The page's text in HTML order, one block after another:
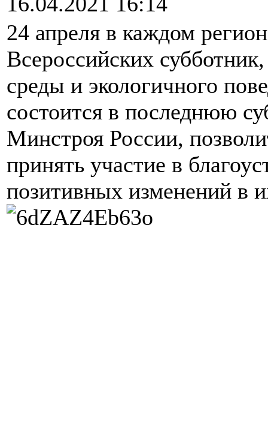
24 апреля в каждом
Всероссийских
среды и экологичного
состоится в последнюю
Минстроя России,
принять участие в
позитивных изменений в